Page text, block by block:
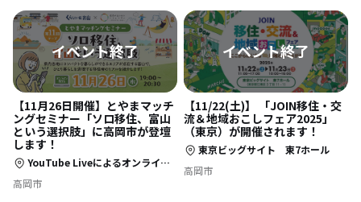
【11月26日開催】とやまマッチ
ングセミナー「ソロ移住、富山
という選択肢」に高岡市が登壇
します！
YouTube Liveによるオンライン開催
高岡市
【11/22(土)】 「JOIN移住・交
流＆地域おこしフェア2025」
（東京）が開催されます！
東京ビッグサイト 東7ホール
高岡市